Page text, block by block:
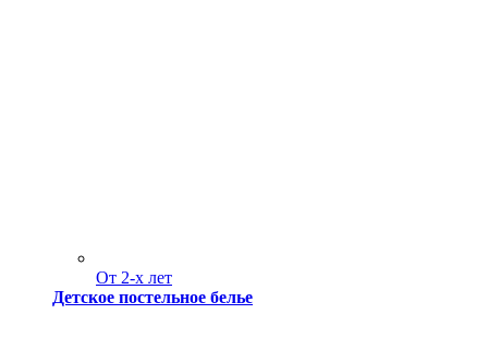
От 2-х лет
Детское постельное белье